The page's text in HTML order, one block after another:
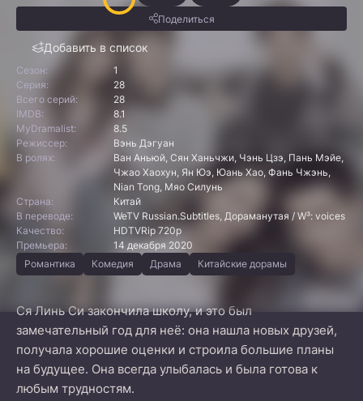
Добавить в список
Поделиться
Сезон:
1
Серия:
28
Всего серий:
28
IMDB:
8.1
MyDramalist:
8.5
Режиссер:
Вэнь Дэгуан
В ролях:
Ван Аньюй, Сян Ханьчжи, Чэнь Цзэ, Пань Мэйе,
Чжао Хаохун, Ян Юэ, Юань Хао, Фань Чжэнь,
Nian Tong, Мяо Силунь
Страна:
Китай
В переводе:
WeTV Russian.Subtitles, Дораманутая / W³: voices
Качество:
HDTVRip 720p
Премьера:
14 декабря 2020
Романтика
Комедия Драма Китайские дорамы
Ся Линь Си закончила школу, и это был
замечательный год для неё: она нашла новых друзей,
получала хорошие оценки и строила большие планы
на будущее. Она всегда улыбалась и была готова к
любым трудностям.